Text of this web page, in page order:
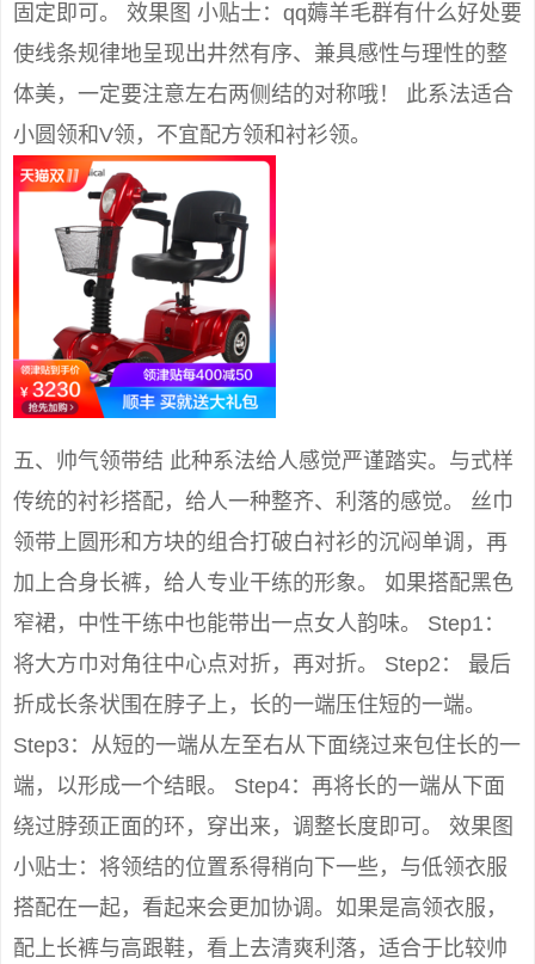
固定即可。 效果图 小贴士：qq薅羊毛群有什么好处要
使线条规律地呈现出井然有序、兼具感性与理性的整
体美，一定要注意左右两侧结的对称哦！ 此系法适合
小圆领和V领，不宜配方领和衬衫领。
五、帅气领带结 此种系法给人感觉严谨踏实。与式样
传统的衬衫搭配，给人一种整齐、利落的感觉。 丝巾
领带上圆形和方块的组合打破白衬衫的沉闷单调，再
加上合身长裤，给人专业干练的形象。 如果搭配黑色
窄裙，中性干练中也能带出一点女人韵味。 Step1：
将大方巾对角往中心点对折，再对折。 Step2： 最后
折成长条状围在脖子上，长的一端压住短的一端。
Step3：从短的一端从左至右从下面绕过来包住长的一
端，以形成一个结眼。 Step4：再将长的一端从下面
绕过脖颈正面的环，穿出来，调整长度即可。 效果图
小贴士：将领结的位置系得稍向下一些，与低领衣服
搭配在一起，看起来会更加协调。如果是高领衣服，
配上长裤与高跟鞋，看上去清爽利落，适合于比较帅